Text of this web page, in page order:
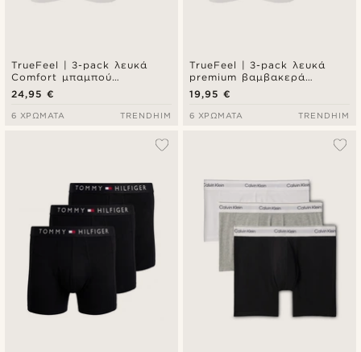
TrueFeel | 3-pack λευκά
Comfort μπαμπού
μποξεράκια τύπου brief
24,95 €
6 ΧΡΏΜΑΤΑ TRENDHIM
TrueFeel | 3-pack λευκά
premium βαμβακερά
μποξεράκια τύπου brief
19,95 €
6 ΧΡΏΜΑΤΑ TRENDHIM